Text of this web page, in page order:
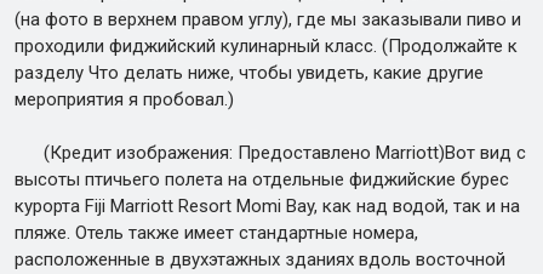
(на фото в верхнем правом углу), где мы заказывали пиво и
проходили фиджийский кулинарный класс. (Продолжайте к
разделу Что делать ниже, чтобы увидеть, какие другие
мероприятия я пробовал.)
(Кредит изображения: Предоставлено Marriott)Вот вид с
высоты птичьего полета на отдельные фиджийские бурес
курорта Fiji Marriott Resort Momi Bay, как над водой, так и на
пляже. Отель также имеет стандартные номера,
расположенные в двухэтажных зданиях вдоль восточной